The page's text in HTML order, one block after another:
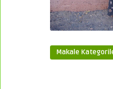
Makale